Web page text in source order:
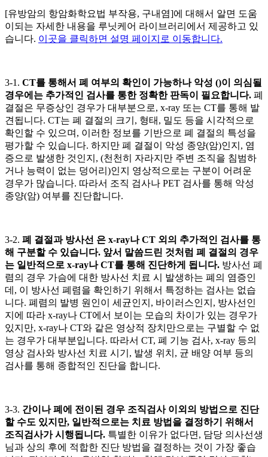
[유방암의 항암화학요법 부작용, 구내염]에 대해서 알면 도움
이되는 자세한 내용을 루닛케어 라이브러리에서 제공하고 있
습니다. 이곳을 클릭하면 설명 페이지로 이동합니다.
3-1. CT를 통해서 폐 여부의 확인이 가능하나 악성 ()이 의심될
경우에는 추가적인 검사를 통한 정확한 판독이 필요합니다. 폐
결절은 무증상인 경우가 대부분으로, x-ray 또는 CT를 통해 발
견됩니다. CT는 폐 결절의 크기, 형태, 밀도 등을 시각적으로
확인할 수 있으며, 이러한 정보를 기반으로 폐 결절의 특성을
평가할 수 있습니다. 하지만 폐 결절이 악성 종양(암)인지, 염
증으로 발생한 것인지, (천천히 자라지만 주변 조직을 침범하
거나 능력이 없는 덩어리)인지 영상적으로는 구분이 어려운
경우가 많습니다. 따라서 조직 검사나 PET 검사를 통해 악성
종양(암) 여부를 진단합니다.
3-2. 폐 결절과 방사선 은 x-ray나 CT 외의 추가적인 검사를 통
해 구분할 수 있습니다. 앞서 말씀드린 것처럼 폐 결절의 경우
는 일반적으로 x-ray나 CT를 통해 진단하게 됩니다. 방사선 폐
렴의 경우 가슴에 대한 방사선 치료 시 발생하는 폐의 염증인
데, 이 방사선 폐렴을 확인하기 위해서 특정하는 검사는 없습
니다. 폐렴의 발병 원인이 세균인지, 바이러스인지, 방사선인
지에 따라 x-ray나 CT에서 보이는 모습의 차이가 있는 경우가
있지만, x-ray나 CT와 같은 영상적 장치만으로는 구별할 수 없
는 경우가 대부분입니다. 따라서 CT, 폐 기능 검사, x-ray 등의
영상 검사와 방사선 치료 시기, 발생 위치, 균 배양 여부 등의
검사를 통해 종합적인 진단을 합니다.
3-3. 간이나 폐에 전이된 경우 조직검사 이외의 방법으로 진단
할 수도 있지만, 일반적으로는 치료 방법을 결정하기 위해서
조직검사가 시행됩니다. 특별한 이유가 없다면, 담당 의사선생
님과 상의 후에 적합한 진단 방법을 결정하는 것이 가장 좋습